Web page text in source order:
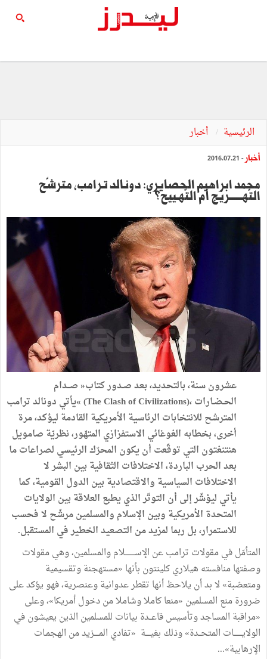
الرئيسية أخبار
أخبار - 2016.07.21
‬التّهـــــــريج‭ ‬أم‭ ‬التّهـييح؟
‬للاستمرار،‭ ‬بل‭ ‬ربما‭ ‬لمزيد‭ ‬من‭ ‬التصعيد‭ ‬الخطير‭ ‬في‭ ‬المستقبل‭.‬
المتأمّلفيمقولات ترامبعن الإســــــــلاموالمسلمين،وهيمقولات
وصفتهامنافسته هيلاريكلينتون بأنها «مستهجنةوتقسيمية
ومتعصّبة» لابدأن يلاحظأنها تقطرعدوانيةوعنصرية،فهويؤكدعلى
ضرورةمنع المسلمين «منعاكاملاوشاملامندخولأمريكا»،وعلى
«مراقبة المساجدوتأسيسقاعــدة بيانات للمسلمين الذين يعيشونفي
الولايـــــــات المتحــدة»وذلك بغيــــة «تفادي المــــزيدمن الهجمـات
الإرهابية»
...